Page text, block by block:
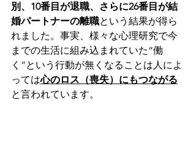
別、10番目が退職、さらに26番目が結
婚パートナーの離職という結果が得ら
れました。事実、様々な心理研究で今
までの生活に組み込まれていた“働
く”という行動が無くなることは人によ
っては心のロス（喪失）にもつながる
と言われています。